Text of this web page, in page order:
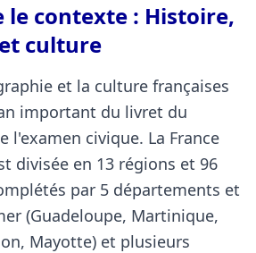
le contexte : Histoire,
culture
et la culture françaises
important du livret du
l'examen civique. La France
divisée en 13 régions et 96
par 5 départements et
(Guadeloupe, Martinique,
Mayotte) et plusieurs